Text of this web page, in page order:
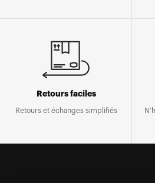
Retours faciles
Retours et échanges simplifiés